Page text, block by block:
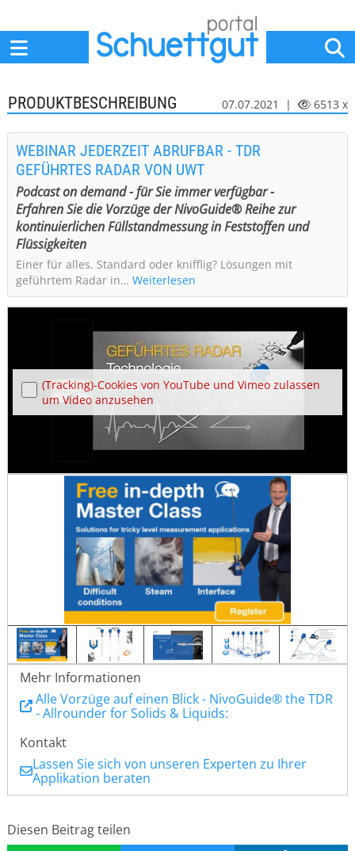
PRODUKTBESCHREIBUNG 07.07.2021 | 6513 x
WEBINAR JEDERZEIT ABRUFBAR - TDR
GEFÜHRTES RADAR VON UWT
Podcast on demand - für Sie immer verfügbar -
Erfahren Sie die Vorzüge der NivoGuide® Reihe zur
kontinuierlichen Füllstandmessung in Feststoffen und
Flüssigkeiten
Einer für alles. Standard oder knifflig? Lösungen mit
geführtem Radar in… Weiterlesen
(Tracking)-Cookies von YouTube und Vimeo zulassen
um Video anzusehen
Mehr Informationen
Alle Vorzüge auf einen Blick - NivoGuide® the TDR
- Allrounder for Solids & Liquids:
Kontakt
Lassen Sie sich von unseren Experten zu Ihrer
Applikation beraten
Diesen Beitrag teilen